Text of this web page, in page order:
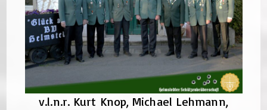
v.l.n.r. Kurt Knop, Michael Lehmann,